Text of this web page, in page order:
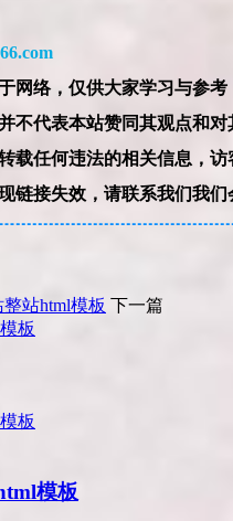
代表本站赞同其观点和对
载任何违法的相关信息，访
接失效，请联系我们我们
站html模板 下一篇
板
模板